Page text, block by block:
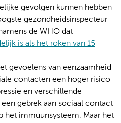
gevolgen kunnen hebben
gezondheidsinspecteur
de WHO dat
is als het roken van 15
gevoelens van eenzaamheid
contacten een hoger risico
en verschillende
gebrek aan sociaal contact
het immuunsysteem. Maar het